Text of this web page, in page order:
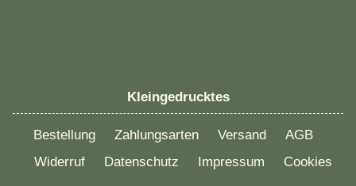
Kleingedrucktes
Bestellung Zahlungsarten Versand
AGB
Widerruf
Datenschutz Impressum Cookies